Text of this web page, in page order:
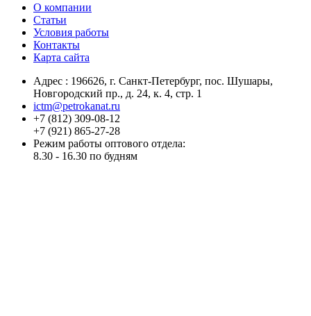
О компании
Статьи
Условия работы
Контакты
Карта сайта
Адрес : 196626, г. Санкт-Петербург, пос. Шушары,
Новгородский пр., д. 24, к. 4, стр. 1
ictm@petrokanat.ru
+7 (812) 309-08-12
+7 (921) 865-27-28
Режим работы оптового отдела:
8.30 - 16.30 по будням